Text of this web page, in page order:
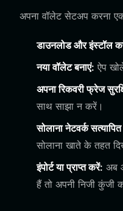
अपना वॉलेट सेटअप करना
डाउनलोड और इंस्टॉल
नया वॉलेट बनाएं: ऐप
अपना रिकवरी फ्रेज
साथ साझा न करें।
सोलाना नेटवर्क
सोलाना खाते के तहत
इंपोर्ट या प्राप्त करें: अब
हैं तो अपनी निजी कुंजी